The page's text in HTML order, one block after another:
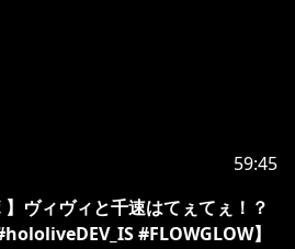
59:45
】ヴィヴィと千速はてぇてぇ！？
#FLOWGLOW】